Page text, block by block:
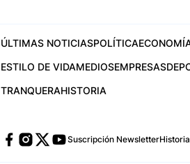
ÚLTIMAS NOTICIASPOLÍTICA
ESTILO DE VIDAMEDIOSEMPRESAS
TRANQUERAHISTORIA
Suscripción NewsletterHistoria